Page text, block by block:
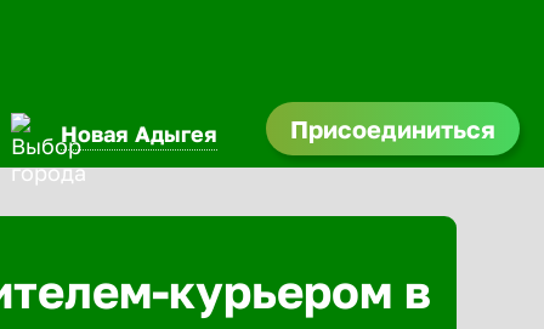
Новая Адыгея Присоединиться
курьером в